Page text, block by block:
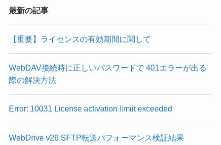
最新の記事
【重要】ライセンスの有効期間に関して
WebDAV接続時に正しいパスワードで 401エラーが出る
際の解決方法
Error: 10031 License activation limiit exceeded
WebDrive v26 SFTP転送パフォーマンス検証結果